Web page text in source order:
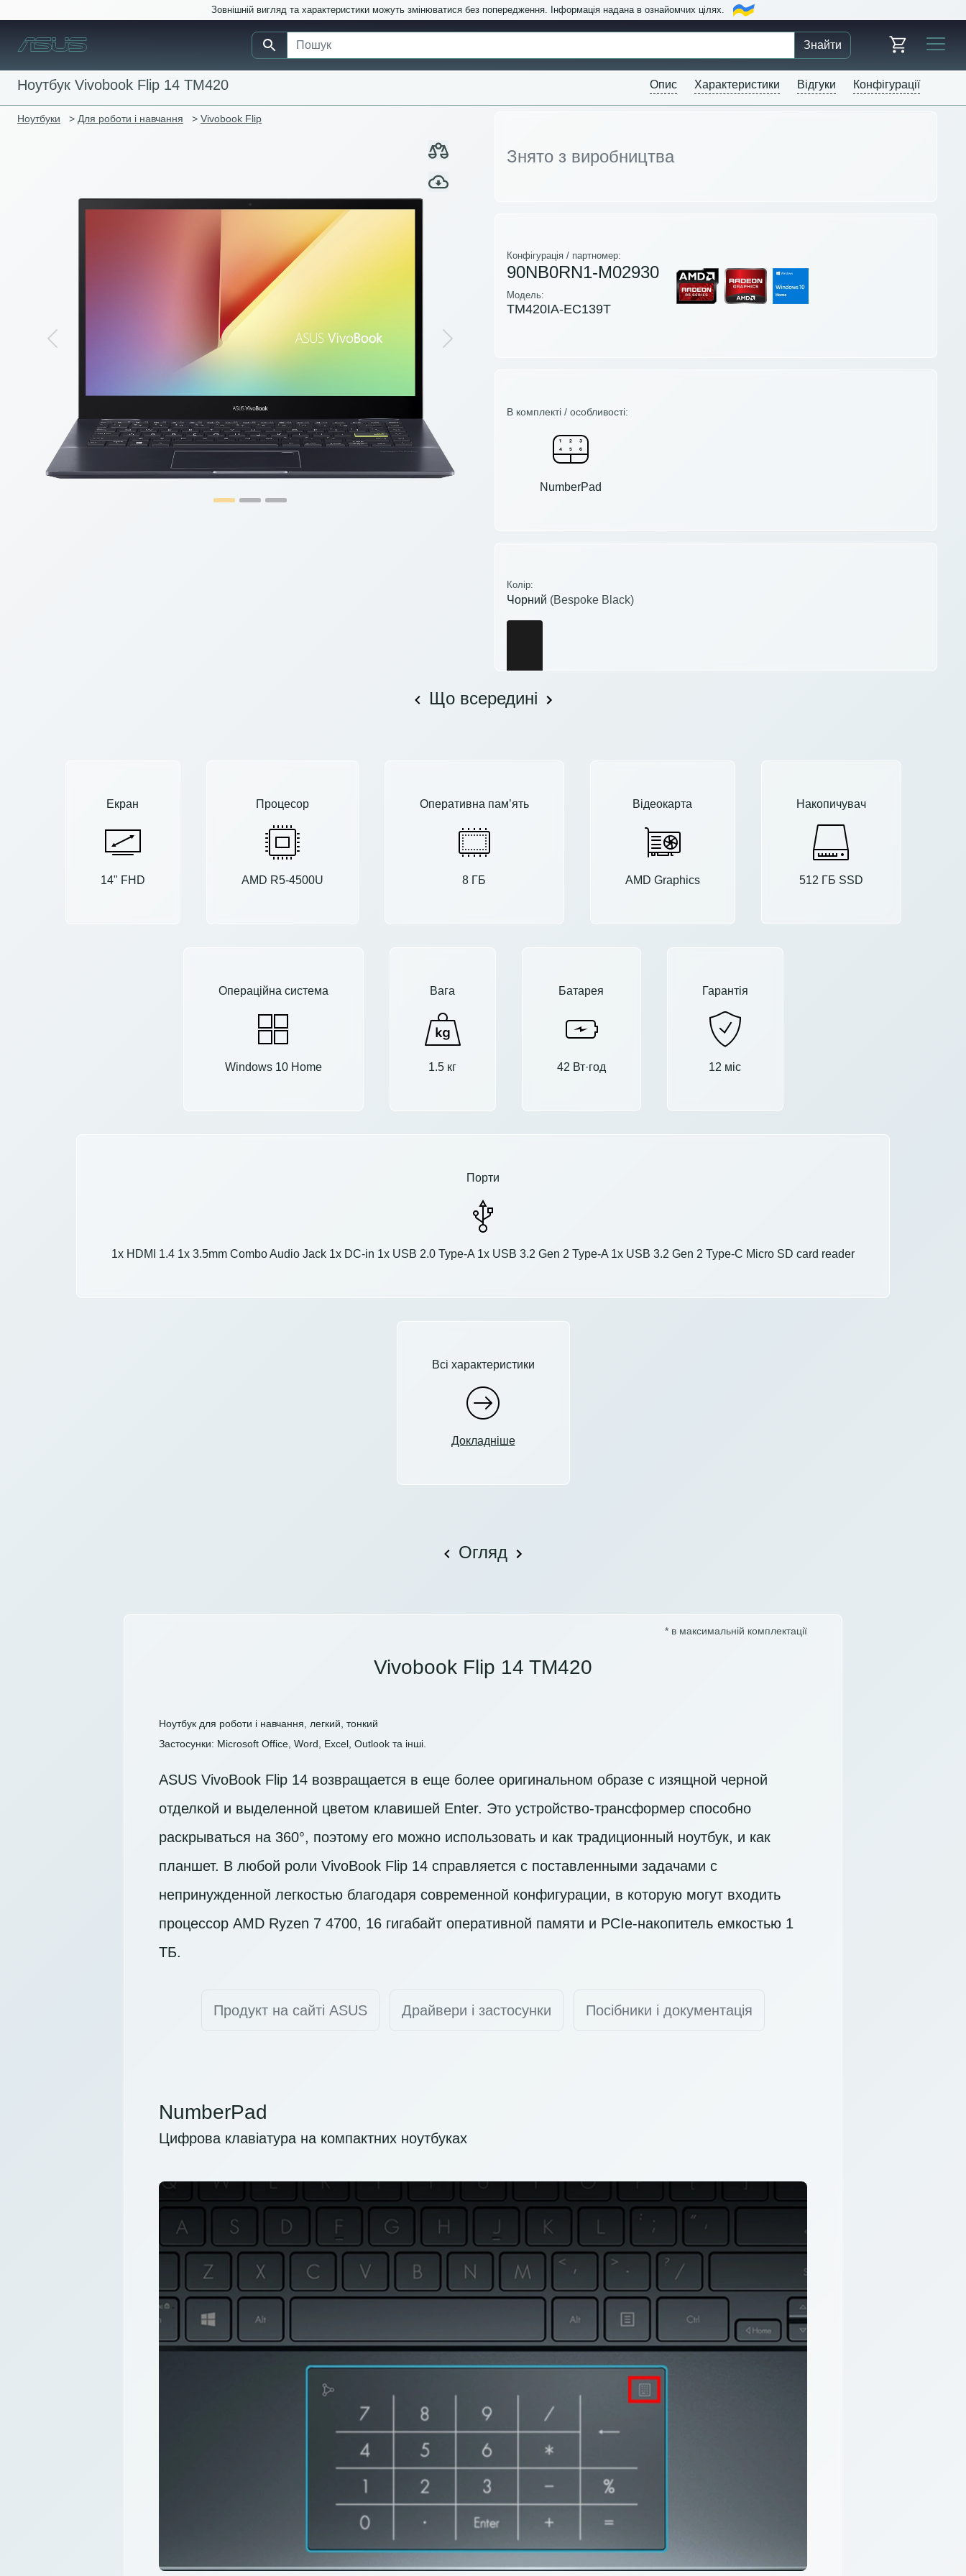
Зовнішній вигляд та характеристики можуть змінюватися без попередження. Інформація надана в ознайомчих цілях.
Знайти
Ноутбук Vivobook Flip 14 TM420 Опис Характеристики Відгуки Конфігурації
Ноутбуки > Для роботи і навчання > Vivobook Flip
Previous Next
Знято з виробництва
Конфігурація / партномер:
90NB0RN1-M02930
Модель:
TM420IA-EC139T
В комплекті / особливості:
NumberPad
Колір:
Чорний (Bespoke Black)
Що всередині
Екран
14" FHD
Процесор
AMD R5-4500U
Оперативна пам’ять
8 ГБ
Відеокарта
AMD Graphics
Накопичувач
512 ГБ SSD
Операційна система
Windows 10 Home
Вага
1.5 кг
Батарея
42 Вт·год
Гарантія
12 міс
Порти
1x HDMI 1.4 1x 3.5mm Combo Audio Jack 1x DC-in 1x USB 2.0 Type-A 1x USB 3.2 Gen 2 Type-A 1x USB 3.2 Gen 2 Type-C Micro SD card reader
Всі характеристики
Докладніше
Огляд
* в максимальній комплектації
Vivobook Flip 14 TM420
Ноутбук для роботи і навчання, легкий, тонкий
Застосунки: Microsoft Office, Word, Excel, Outlook та інші.
ASUS VivoBook Flip 14 возвращается в еще более оригинальном образе с изящной черной
отделкой и выделенной цветом клавишей Enter. Это устройство-трансформер способно
раскрываться на 360°, поэтому его можно использовать и как традиционный ноутбук, и как
планшет. В любой роли VivoBook Flip 14 справляется с поставленными задачами с
непринужденной легкостью благодаря современной конфигурации, в которую могут входить
процессор AMD Ryzen 7 4700, 16 гигабайт оперативной памяти и PCIe-накопитель емкостью 1
ТБ.
Продукт на сайті ASUS Драйвери і застосунки Посібники і документація
NumberPad
Цифрова клавіатура на компактних ноутбуках